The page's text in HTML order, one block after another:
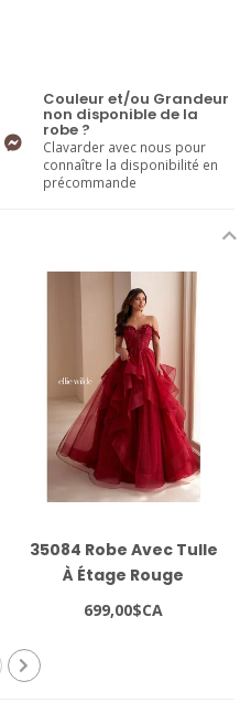
Couleur et/ou Grandeur
non disponible de la
robe ?
Clavarder avec nous pour
connaître la disponibilité en
précommande
35084 Robe Avec Tulle
À Étage Rouge
699,00$CA